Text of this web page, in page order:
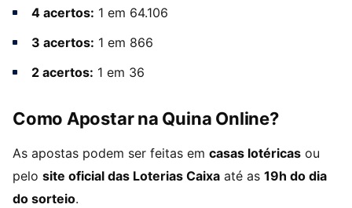
4 acertos: 1 em 64.106
3 acertos: 1 em 866
2 acertos: 1 em 36
Como Apostar na Quina Online?
As apostas podem ser feitas em casas lotéricas ou
pelo site oficial das Loterias Caixa até as 19h do dia
do sorteio.